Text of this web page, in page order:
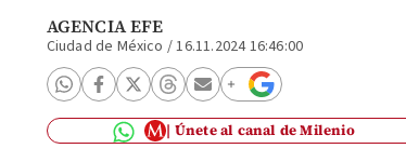
AGENCIA EFE
Ciudad de México /16.11.2024 16:46:00
Únete al canal de Milenio